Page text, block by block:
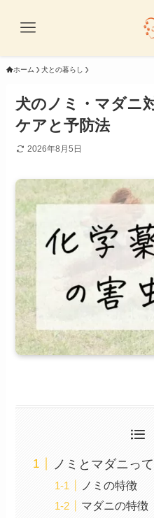
ホーム 犬との暮らし
犬のノミ・マダニ
ケアと予防法
2026年8月5日
ノミとマダニっ
ノミの特徴
マダニの特徴